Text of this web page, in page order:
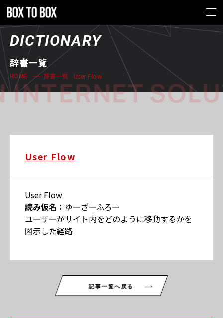
DICTIONARY
辞書一覧
HOME 辞書一覧 User Flow
User Flow
User Flow
読み仮名： ゆーざーふろー
ユーザーがサイト内をどのように移動するかを
図示した経路
記事一覧へ戻る